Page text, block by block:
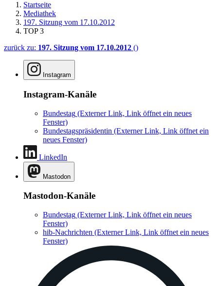
Startseite
Mediathek
197. Sitzung vom 17.10.2012
TOP 3
zurück zu: 197. Sitzung vom 17.10.2012 ()
Instagram
Instagram-Kanäle
Bundestag (Externer Link, Link öffnet ein neues
Fenster)
Bundestagspräsidentin (Externer Link, Link öffnet ein
neues Fenster)
LinkedIn
Mastodon
Mastodon-Kanäle
Bundestag (Externer Link, Link öffnet ein neues
Fenster)
hib-Nachrichten (Externer Link, Link öffnet ein neues
Fenster)